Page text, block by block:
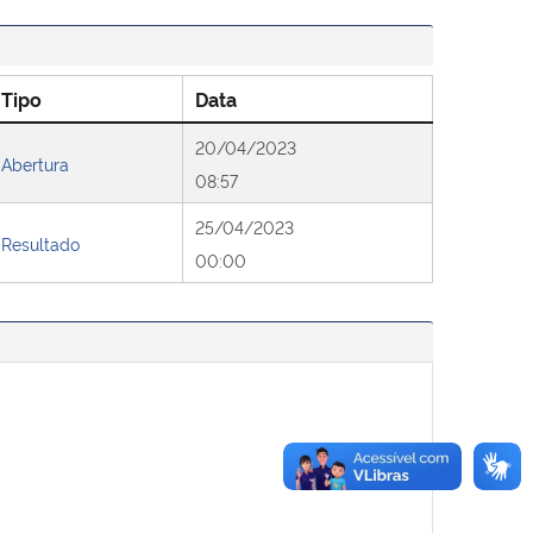
Tipo Data
Abertura
20/04/2023
08:57
Resultado
25/04/2023
00:00